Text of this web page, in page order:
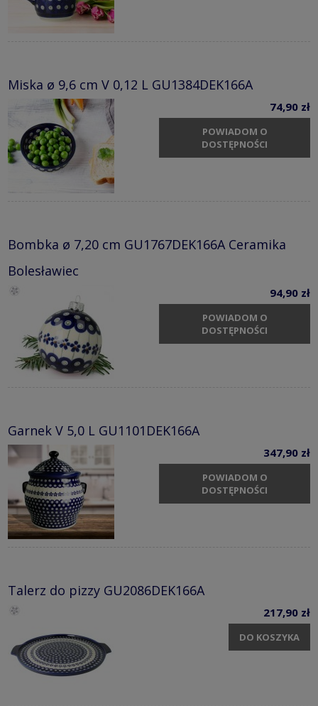
Miska ø 9,6 cm V 0,12 L GU1384DEK166A
74,90 zł
POWIADOM O
DOSTĘPNOŚCI
Bombka ø 7,20 cm GU1767DEK166A Ceramika
Bolesławiec
94,90 zł
POWIADOM O
DOSTĘPNOŚCI
Garnek V 5,0 L GU1101DEK166A
347,90 zł
POWIADOM O
DOSTĘPNOŚCI
Talerz do pizzy GU2086DEK166A
217,90 zł
DO KOSZYKA